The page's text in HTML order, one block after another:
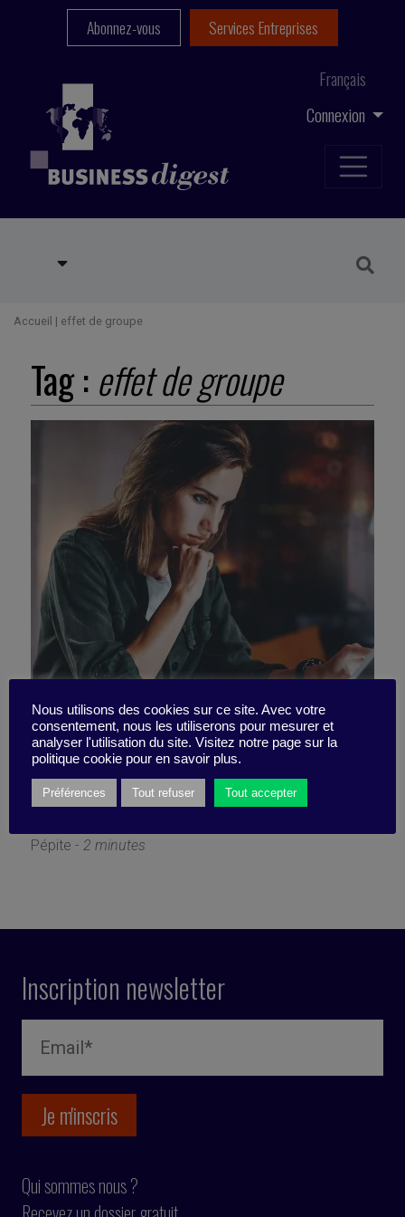
Connexion
Français
Abonnez-vous Services Entreprises
Accueil | effet de groupe
Tag : effet de groupe
Vous vous sentez bien
seule ?
Pépite - 2 minutes
Inscription newsletter
Qui sommes nous ?
Nous utilisons des cookies sur ce site. Avec votre
consentement, nous les utiliserons pour mesurer et
analyser l'utilisation du site. Visitez notre page sur la
politique cookie pour en savoir plus.
Préférences Tout refuser Tout accepter